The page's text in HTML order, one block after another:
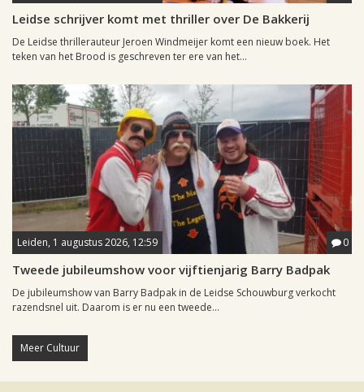
Leidse schrijver komt met thriller over De Bakkerij
De Leidse thrillerauteur Jeroen Windmeijer komt een nieuw boek. Het
teken van het Brood is geschreven ter ere van het...
Leiden, 1 augustus 2026, 12:59 0
Tweede jubileumshow voor vijftienjarig Barry Badpak
De jubileumshow van Barry Badpak in de Leidse Schouwburg verkocht
razendsnel uit. Daarom is er nu een tweede...
Meer Cultuur